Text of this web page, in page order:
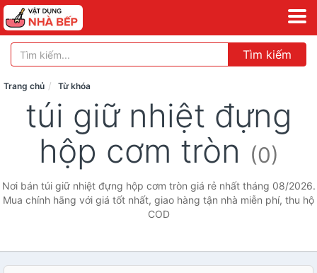
Tìm kiếm
Trang chủ Từ khóa
túi giữ nhiệt đựng
hộp cơm tròn (0)
Nơi bán túi giữ nhiệt đựng hộp cơm tròn giá rẻ nhất tháng 08/2026.
Mua chính hãng với giá tốt nhất, giao hàng tận nhà miễn phí, thu hộ
COD